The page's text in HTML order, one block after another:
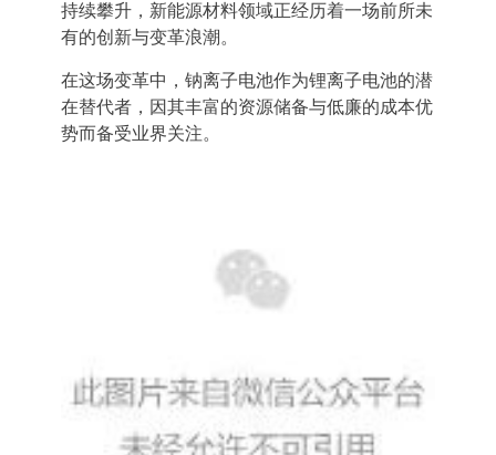
农药
食品行业
新能源负极材料
新能源正极材料
涂料
纳米油墨
资料下载
研发与制造
技术文章
行业展会
关于Boyee
公司介绍
联系我们
持续攀升，新能源材料领域正经历着一场前所未
有的创新与变革浪潮。
在这场变革中，钠离子电池作为锂离子电池的潜
在替代者，因其丰富的资源储备与低廉的成本优
势而备受业界关注。